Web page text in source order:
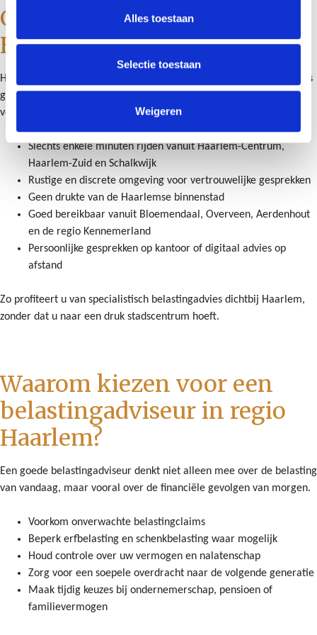
Alles toestaan
Selectie toestaan
Weigeren
Goed bereikbaar vanuit
Haarlem
Hoewel Schut & Bruggink Estate Planners niet midden in Haarlem is
gevestigd, ligt ons kantoor in Heemstede direct naast de stad. Voor
veel cliënten uit Haarlem is dat juist praktisch en prettig.
Slechts enkele minuten rijden vanuit Haarlem-Centrum,
Haarlem-Zuid en Schalkwijk
Rustige en discrete omgeving voor vertrouwelijke gesprekken
Geen drukte van de Haarlemse binnenstad
Goed bereikbaar vanuit Bloemendaal, Overveen, Aerdenhout
en de regio Kennemerland
Persoonlijke gesprekken op kantoor of digitaal advies op
afstand
Zo profiteert u van specialistisch belastingadvies dichtbij Haarlem,
zonder dat u naar een druk stadscentrum hoeft.
Waarom kiezen voor een
belastingadviseur in regio
Haarlem?
Een goede belastingadviseur denkt niet alleen mee over de belasting
van vandaag, maar vooral over de financiële gevolgen van morgen.
Voorkom onverwachte belastingclaims
Beperk erfbelasting en schenkbelasting waar mogelijk
Houd controle over uw vermogen en nalatenschap
Zorg voor een soepele overdracht naar de volgende generatie
Maak tijdig keuzes bij ondernemerschap, pensioen of
familievermogen